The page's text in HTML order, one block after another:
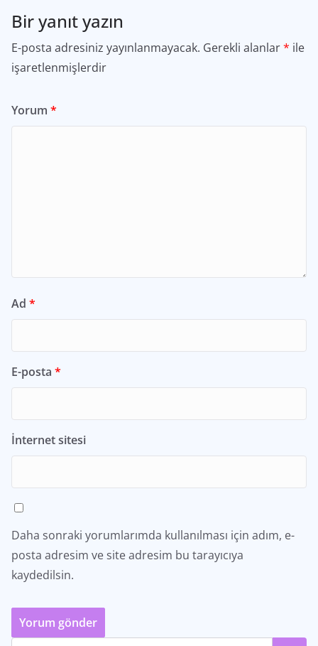
Bir yanıt yazın
E-posta adresiniz yayınlanmayacak. Gerekli alanlar* ile
işaretlenmişlerdir
Yorum *
Ad *
E-posta *
İnternet sitesi
Daha sonraki yorumlarımda kullanılması için adım, e-
posta adresim ve site adresim bu tarayıcıya
kaydedilsin.